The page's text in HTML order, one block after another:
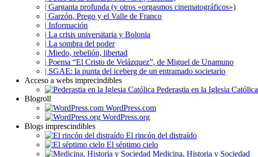
| Garganta profunda (y otros «orgasmos cinematográficos»)
| Garzón, Prego y el Valle de Franco
| Información
| La crisis universitaria y Bolonia
| La sombra del poder
| Miedo, rebelión, libertad
| Poema “El Cristo de Velázquez”, de Miguel de Unamuno
| SGAE: la punta del iceberg de un entramado societario
Acceso a webs imprecindibles
Pederastia en la Iglesia Católica
Blogroll
WordPress.com
WordPress.org
Blogs imprescindibles
El rincón del distraído
El séptimo cielo
Medicina, Historia y Sociedad